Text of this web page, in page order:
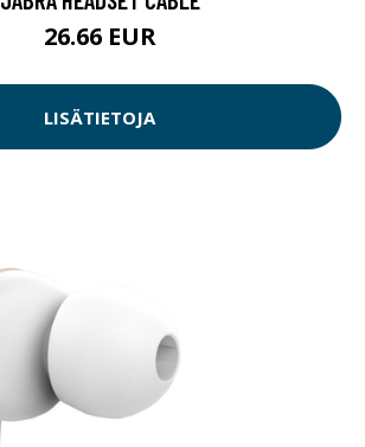
26.66 EUR
LISÄTIETOJA